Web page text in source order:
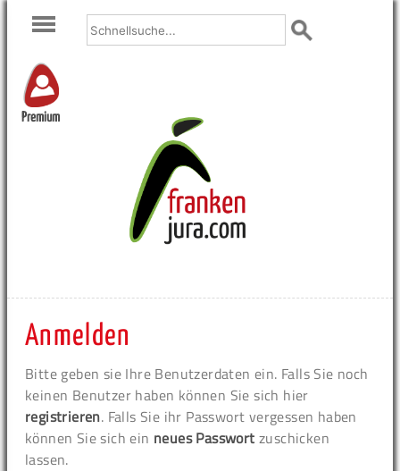
Premium
Anmelden
Bitte geben sie Ihre Benutzerdaten ein. Falls Sie noch
keinen Benutzer haben können Sie sich hier
registrieren. Falls Sie ihr Passwort vergessen haben
können Sie sich ein neues Passwort zuschicken
lassen.